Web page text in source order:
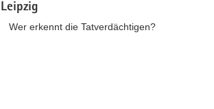
Leipzig
Wer erkennt die Tatverdächtigen?